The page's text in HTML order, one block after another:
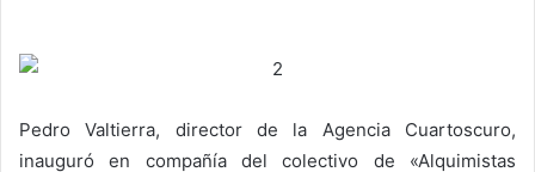
Pedro Valtierra, director de la Agencia Cuartoscuro,
inauguró en compañía del colectivo de «Alquimistas